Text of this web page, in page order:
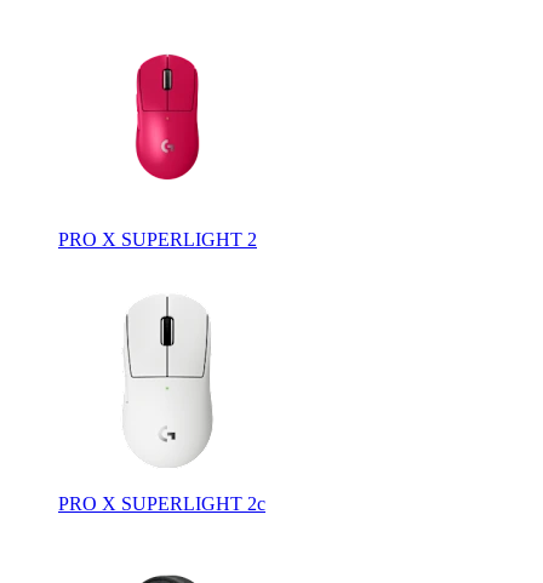
PRO X SUPERLIGHT 2
PRO X SUPERLIGHT 2c